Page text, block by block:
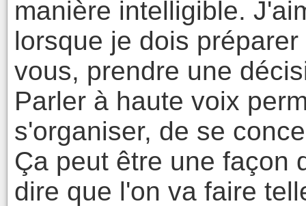
manière intelligible.
lorsque je dois
vous, prendre une
Parler à haute voix
s'organiser, de se
Ça peut être une façon
dire que l'on va faire